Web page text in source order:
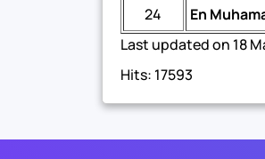
24 En
Last updated on 18
Hits: 17593